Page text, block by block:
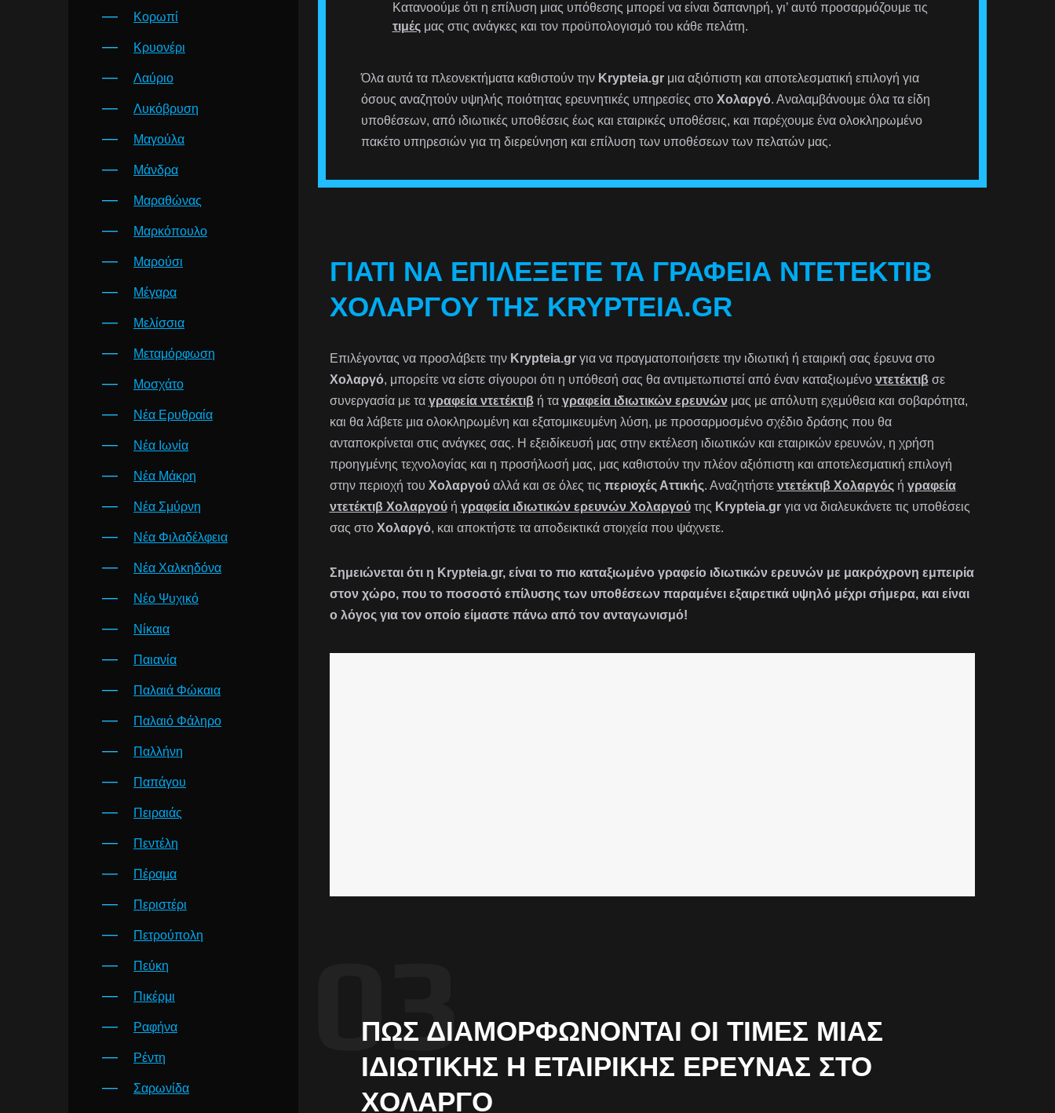
Κορωπί
Κρυονέρι
Λαύριο
Λυκόβρυση
Μαγούλα
Μάνδρα
Μαραθώνας
Μαρκόπουλο
Μαρούσι
Μέγαρα
Μελίσσια
Μεταμόρφωση
Μοσχάτο
Νέα Ερυθραία
Νέα Ιωνία
Νέα Μάκρη
Νέα Σμύρνη
Νέα Φιλαδέλφεια
Νέα Χαλκηδόνα
Νέο Ψυχικό
Νίκαια
Παιανία
Παλαιά Φώκαια
Παλαιό Φάληρο
Παλλήνη
Παπάγου
Πειραιάς
Πεντέλη
Πέραμα
Περιστέρι
Πετρούπολη
Πεύκη
Πικέρμι
Ραφήνα
Ρέντη
Σαρωνίδα
Κατανοούμε ότι η επίλυση μιας υπόθεσης μπορεί να είναι δαπανηρή, γι’ αυτό προσαρμόζουμε τις
τιμέςμας στις ανάγκες και τον προϋπολογισμό του κάθε πελάτη.
Όλα αυτά τα πλεονεκτήματα καθιστούν την Krypteia.grμια αξιόπιστη και αποτελεσματική επιλογή για
όσους αναζητούν υψηλής ποιότητας ερευνητικές υπηρεσίες στο Χολαργό. Αναλαμβάνουμε όλα τα είδη
υποθέσεων, από ιδιωτικές υποθέσεις έως και εταιρικές υποθέσεις, και παρέχουμε ένα ολοκληρωμένο
πακέτο υπηρεσιών για τη διερεύνηση και επίλυση των υποθέσεων των πελατών μας.
ΓΙΑΤΊ ΝΑ ΕΠΙΛΈΞΕΤΕ ΤΑ ΓΡΑΦΕΊΑ ΝΤΕΤΈΚΤΙΒ
ΧΟΛΑΡΓΟΎ ΤΗΣ KRYPTEIA.GR
Επιλέγοντας να προσλάβετε την Krypteia.grγια να πραγματοποιήσετε την ιδιωτική ή εταιρική σας έρευνα στο
Χολαργό, μπορείτε να είστε σίγουροι ότι η υπόθεσή σας θα αντιμετωπιστεί από έναν καταξιωμένο ντετέκτιβσε
συνεργασία με τα γραφεία ντετέκτιβή τα γραφεία ιδιωτικών ερευνώνμας με απόλυτη εχεμύθεια και σοβαρότητα,
και θα λάβετε μια ολοκληρωμένη και εξατομικευμένη λύση, με προσαρμοσμένο σχέδιο δράσης που θα
ανταποκρίνεται στις ανάγκες σας. Η εξειδίκευσή μας στην εκτέλεση ιδιωτικών και εταιρικών ερευνών, η χρήση
προηγμένης τεχνολογίας και η προσήλωσή μας, μας καθιστούν την πλέον αξιόπιστη και αποτελεσματική επιλογή
στην περιοχή του Χολαργούαλλά και σε όλες τις περιοχές Αττικής. Αναζητήστε ντετέκτιβ Χολαργόςή γραφεία
ντετέκτιβ Χολαργούή γραφεία ιδιωτικών ερευνών Χολαργούτης Krypteia.grγια να διαλευκάνετε τις υποθέσεις
σας στο Χολαργό, και αποκτήστε τα αποδεικτικά στοιχεία που ψάχνετε.
Σημειώνεται ότι η Krypteia.gr, είναι το πιο καταξιωμένο γραφείο ιδιωτικών ερευνών με μακρόχρονη εμπειρία
στον χώρο, που το ποσοστό επίλυσης των υποθέσεων παραμένει εξαιρετικά υψηλό μέχρι σήμερα, και είναι
ο λόγος για τον οποίο είμαστε πάνω από τον ανταγωνισμό!
ΠΏΣ ΔΙΑΜΟΡΦΏΝΟΝΤΑΙ ΟΙ ΤΙΜΈΣ ΜΙΑΣ
ΙΔΙΩΤΙΚΉΣ Η ΕΤΑΙΡΙΚΉΣ ΈΡΕΥΝΑΣ ΣΤΟ
ΧΟΛΑΡΓΌ